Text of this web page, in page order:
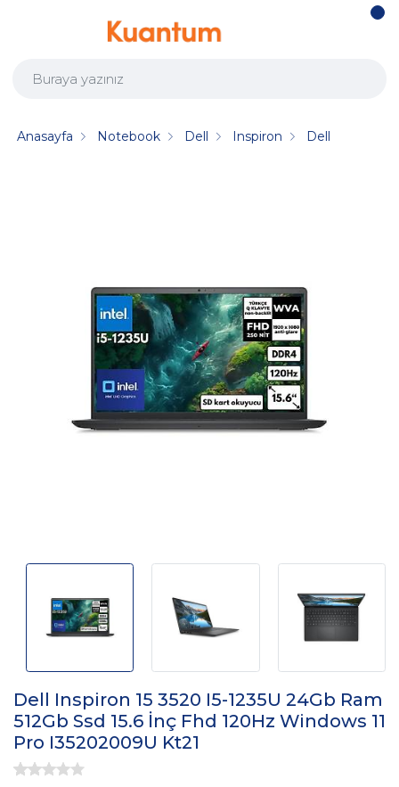
Anasayfa Notebook Dell Inspiron Dell
Dell Inspiron 15 3520 I5-1235U 24Gb Ram
512Gb Ssd 15.6 İnç Fhd 120Hz Windows 11
Pro I35202009U Kt21